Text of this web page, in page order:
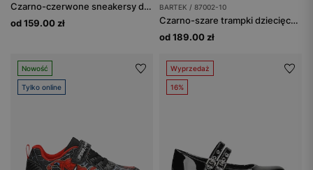
Czarno-czerwone sneakersy dla chłopców BARTEK 87003-11
od 159.00 zł
BARTEK / 87002-10
Czarno-szare trampki dziecięce BARTEK 87002-10
od 189.00 zł
Nowość
Tylko online
Wyprzedaż
16%